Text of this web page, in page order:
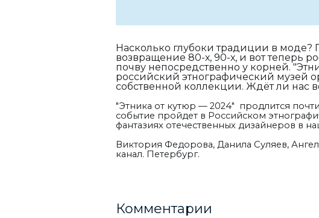
Насколько глубоки традиции в
возвращение 80-х, 90-х, и вот теперь
почву непосредственно у корней.
российский этнографический музей
собственной коллекции. Ждёт ли нас
"Этника от кутюр — 2024" продлится
событие пройдет в Российском
фантазиях отечественных дизайнеров в
Виктория Федорова, Данила Суляев,
канал. Петербург.
Комментарии